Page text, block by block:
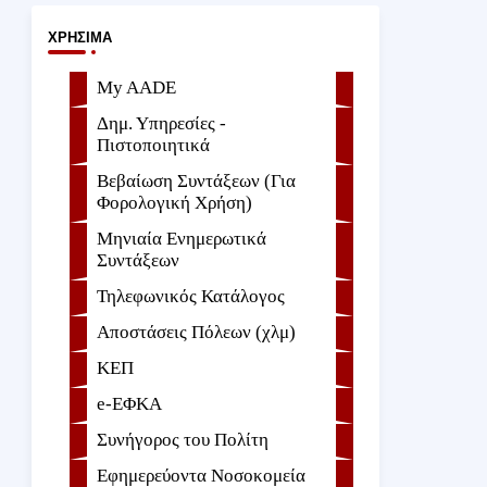
ΧΡΉΣΙΜΑ
My AADE
Δημ. Υπηρεσίες -
Πιστοποιητικά
Βεβαίωση Συντάξεων (Για
Φορολογική Χρήση)
Μηνιαία Ενημερωτικά
Συντάξεων
Τηλεφωνικός Κατάλογος
Αποστάσεις Πόλεων (χλμ)
ΚΕΠ
e-ΕΦKA
Συνήγορος του Πολίτη
Εφημερεύοντα Νοσοκομεία